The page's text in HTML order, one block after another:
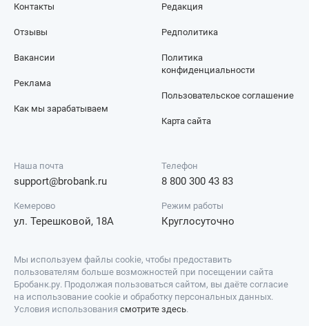
Контакты
Отзывы
Редакция
Редполитика
Вакансии
Реклама
Как мы зарабатываем
Политика
конфиденциальности
Пользовательское соглашение
Карта сайта
Наша почта
support@brobank.ru
Телефон
8 800 300 43 83
Кемерово
ул. Терешковой, 18А
Режим работы
Круглосуточно
Мы используем файлы cookie, чтобы предоставить
пользователям больше возможностей при посещении сайта
Бробанк.ру. Продолжая пользоваться сайтом, вы даёте согласие
на использование cookie и обработку персональных данных.
Условия использования смотрите здесь.